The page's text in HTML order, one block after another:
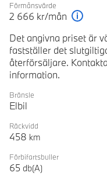
Förmånsvärde
2 666 kr/mån
Det angivna priset är
fastställer det
återförsäljare.
information.
Bränsle
Elbil
Räckvidd
458 km
Förbifartsbuller
65 db(A)